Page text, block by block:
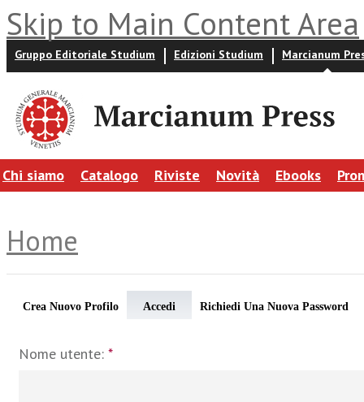
Skip to Main Content Area
Gruppo Editoriale Studium Edizioni Studium Marcianum
Chi siamo Catalogo Riviste Novità Ebooks
Home
Crea Nuovo Profilo Accedi Richiedi Una Nuova Password
Nome utente: *